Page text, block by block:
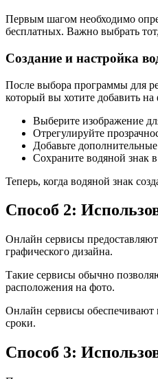
Первым шагом необходимо
бесплатных. Важно выбрать
Создание и настройка
После выбора программы для
который вы хотите добавить
Выберите изображение
Отрегулируйте
Добавьте
Сохраните водяной знак
Теперь, когда водяной знак
Способ 2:
Онлайн сервисы
графического дизайна.
Такие сервисы обычно
расположения на фото.
Онлайн сервисы обеспечивают
сроки.
Способ 3: